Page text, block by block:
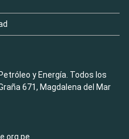
y Energía. Todos los
671, Magdalena del Mar